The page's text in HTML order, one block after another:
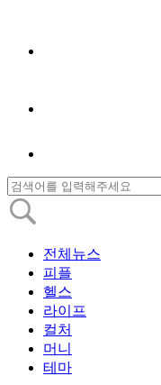
전체뉴스
피플
헬스
라이프
컬처
머니
테마